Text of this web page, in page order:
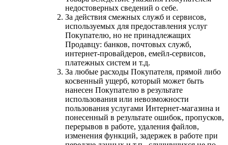
недостоверных сведений о себе.
За действия смежных служб и сервисов,
используемых для предоставления услуг
Покупателю, но не принадлежащих
Продавцу: банков, почтовых служб,
интернет-провайдеров, емейл-сервисов,
платежных систем и т.д.
За любые расходы Покупателя, прямой либо
косвенный ущерб, который может быть
нанесен Покупателю в результате
использования или невозможности
пользования услугами Интернет-магазина и
понесенный в результате ошибок, пропусков,
перерывов в работе, удаления файлов,
изменения функций, задержек в работе при